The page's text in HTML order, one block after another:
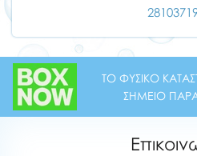
ΤΟ ΦΥΣΙΚΟ
ΣΗΜΕΙΟ